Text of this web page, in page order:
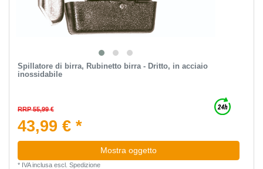
Spillatore di birra, Rubinetto birra - Dritto, in acciaio
inossidabile
RRP 55,99 €
43,99 € *
Mostra oggetto
* IVA inclusaescl. Spedizione